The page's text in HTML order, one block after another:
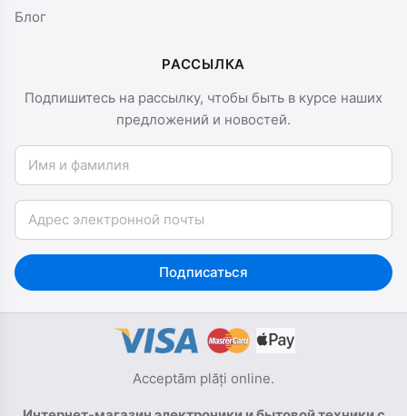
Блог
РАССЫЛКА
Подпишитесь на рассылку, чтобы быть в курсе наших
предложений и новостей.
Имя и фамилия
Email
Подписаться
Acceptăm plăți online.